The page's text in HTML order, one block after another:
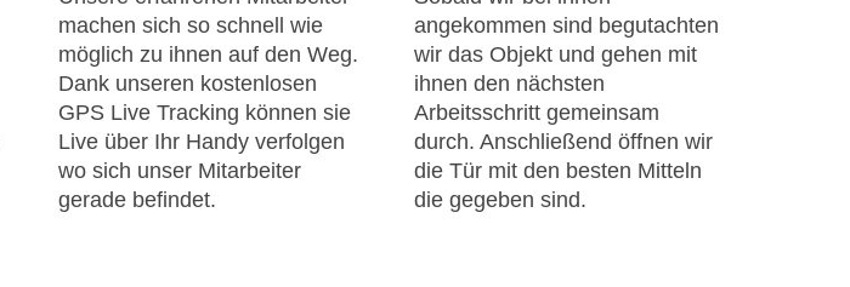
machen sich so schnell wie
möglich zu ihnen auf den Weg.
Dank unseren kostenlosen
GPS Live Tracking können sie
Live über Ihr Handy verfolgen
wo sich unser Mitarbeiter
gerade befindet.
angekommen sind begutachten
wir das Objekt und gehen mit
ihnen den nächsten
Arbeitsschritt gemeinsam
durch. Anschließend öffnen wir
die Tür mit den besten Mitteln
die gegeben sind.